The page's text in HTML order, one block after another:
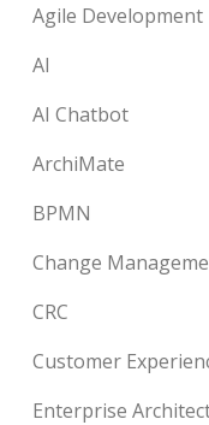
Agile Development
AI
AI Chatbot
ArchiMate
BPMN
Change
CRC
Customer
Enterprise